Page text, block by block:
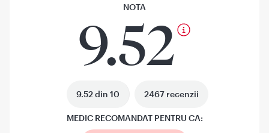
NOTA
9.52
9.52 din 10 2467 recenzii
MEDIC RECOMANDAT PENTRU CA: